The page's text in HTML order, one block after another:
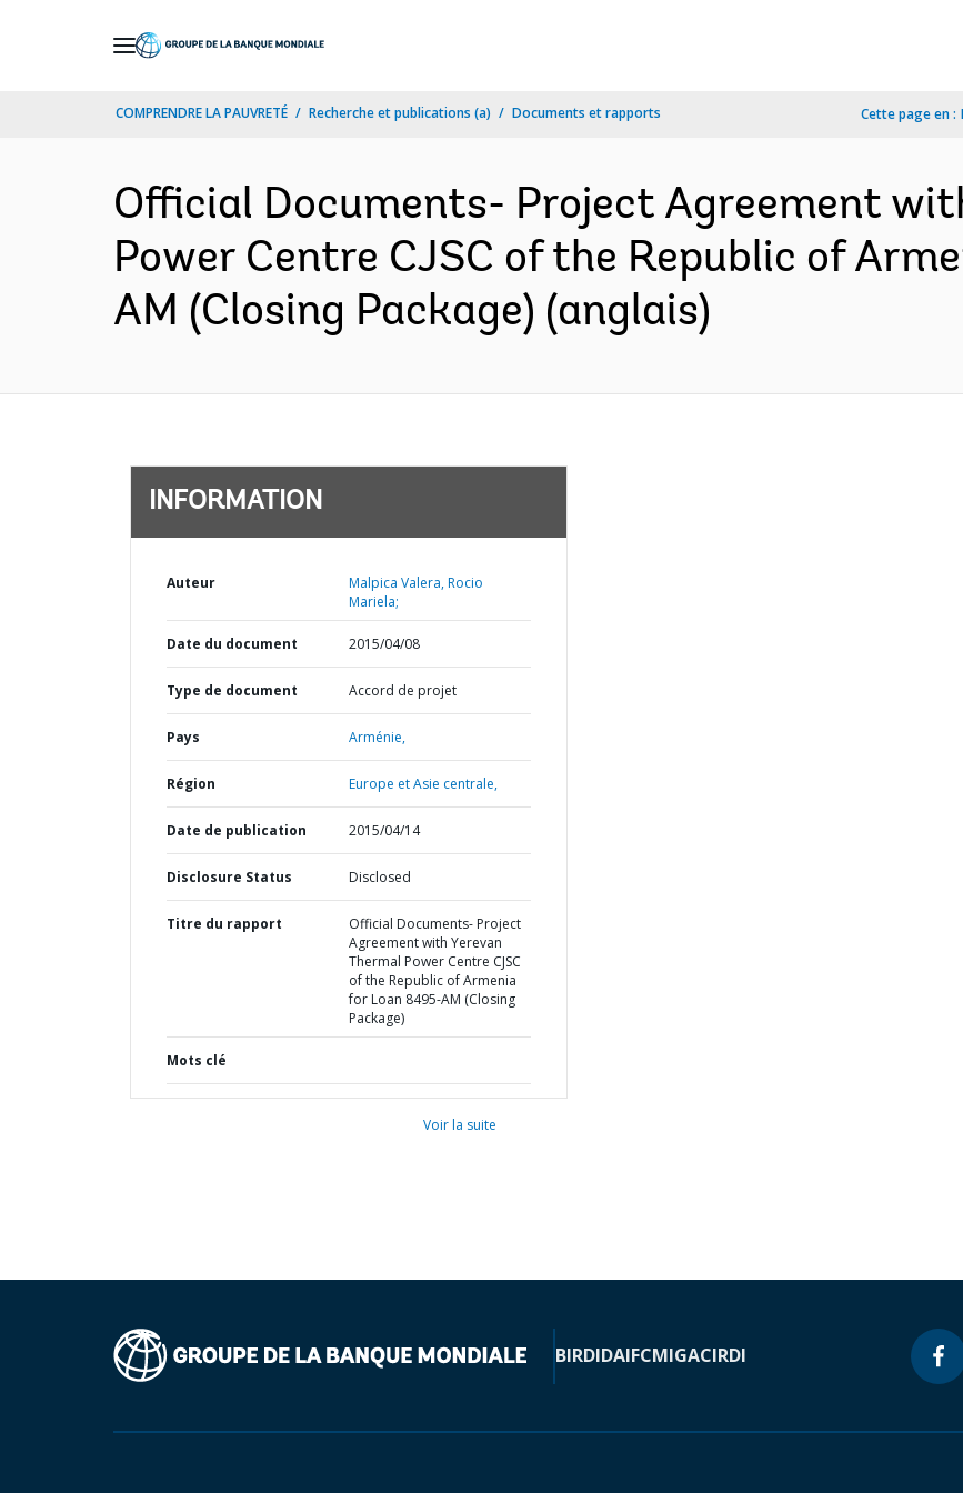
COMPRENDRE LA PAUVRETÉ Recherche et publications (a) Documents et rapports Cette page en :
Official Documents- Project Agreement
Power Centre CJSC of the Republic of
AM (Closing Package) (anglais)
INFORMATION
Auteur
Malpica Valera, Rocio
Mariela;
Date du document 2015/04/08
Type de document Accord de projet
Pays Arménie,
Région Europe et Asie centrale,
Date de publication 2015/04/14
Disclosure Status Disclosed
Titre du rapport
Official Documents- Project
Agreement with Yerevan
Thermal Power Centre CJSC
of the Republic of Armenia
for Loan 8495-AM (Closing
Package)
Mots clé
Voir la suite
BIRDIDAIFCMIGACIRDI